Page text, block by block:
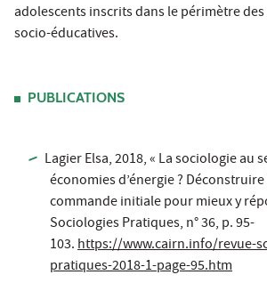
adolescents inscrits dans le périmètre
socio-éducatives.
PUBLICATIONS
Lagier Elsa, 2018, « La sociologie au
économies d’énergie ?
commande initiale pour mieux y
Sociologies Pratiques, n° 36, p. 95-
103.https://www.cairn.info/revue-
pratiques-2018-1-page-95.htm